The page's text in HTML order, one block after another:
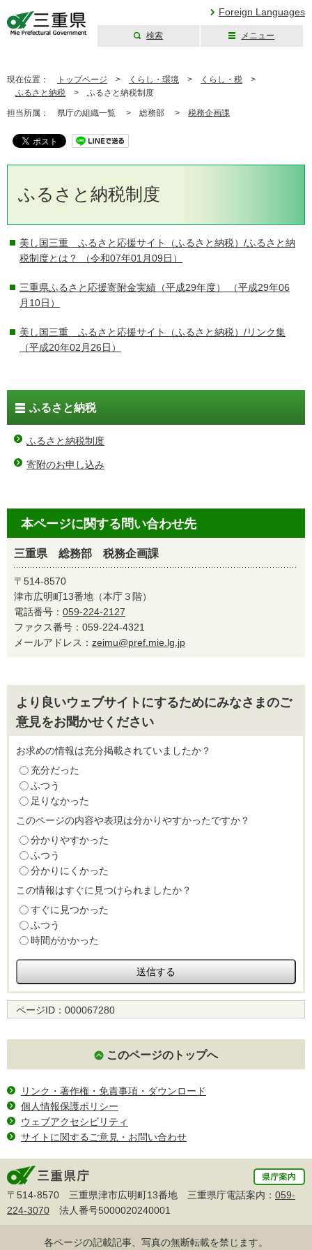
Foreign Languages
検索 メニュー
現在位置： トップページ > くらし・環境 > くらし・税 >
ふるさと納税 > ふるさと納税制度
担当所属： 県庁の組織一覧 > 総務部 > 税務企画課
ふるさと納税制度
美し国三重 ふるさと応援サイト（ふるさと納税）/ふるさと納
税制度とは？
（令和07年01月09日）
三重県ふるさと応援寄附金実績（平成29年度）
（平成29年06
月10日）
美し国三重 ふるさと応援サイト（ふるさと納税）/リンク集
（平成20年02月26日）
ふるさと納税
ふるさと納税制度
寄附のお申し込み
本ページに関する問い合わせ先
三重県 総務部 税務企画課
〒514-8570
津市広明町13番地（本庁３階）
電話番号： 059-224-2127
ファクス番号：059-224-4321
メールアドレス： zeimu@pref.mie.lg.jp
より良いウェブサイトにするためにみなさまのご
意見をお聞かせください
お求めの情報は充分掲載されていましたか？
充分だった
ふつう
足りなかった
このページの内容や表現は分かりやすかったですか？
分かりやすかった
ふつう
分かりにくかった
この情報はすぐに見つけられましたか？
すぐに見つかった
ふつう
時間がかかった
ページID： 000067280
このページのトップへ
リンク・著作権・免責事項・ダウンロード
個人情報保護ポリシー
ウェブアクセシビリティ
サイトに関するご意見・お問い合わせ
〒514-8570 三重県津市広明町13番地 三重県庁電話案内： 059-
224-3070 法人番号5000020240001
各ページの記載記事、写真の無断転載を禁じます。